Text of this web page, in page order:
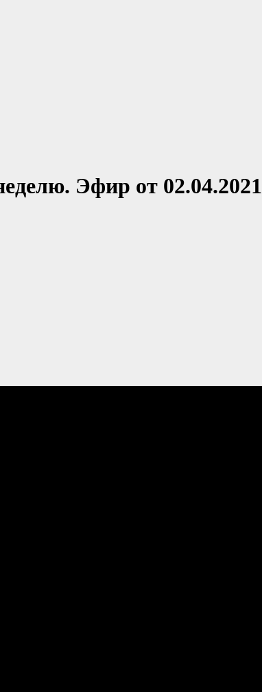
Эфир от 02.04.2021